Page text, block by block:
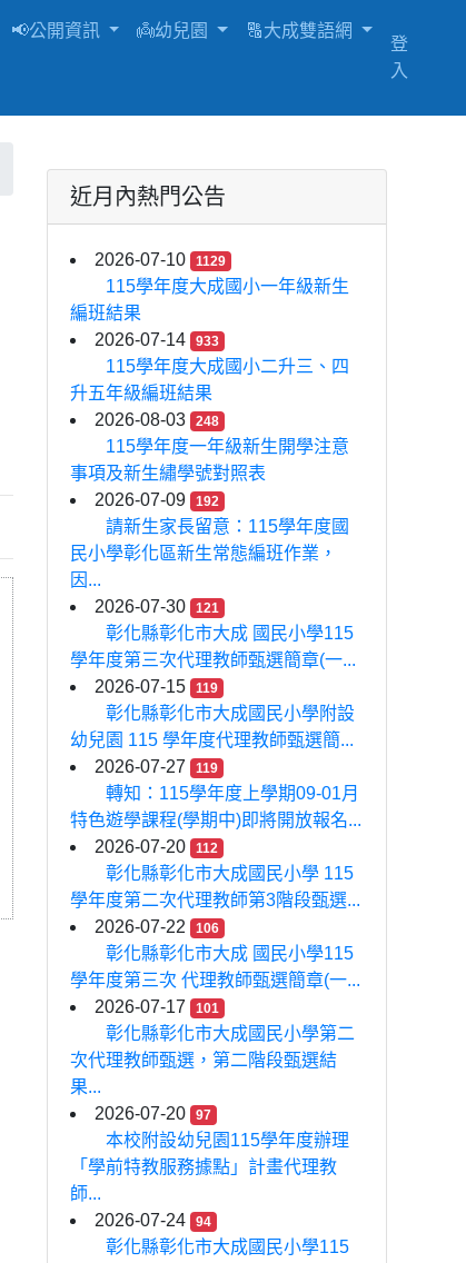
📢公開資訊 👼幼兒園 🔠大成雙語網
登
入
近月內熱門公告
2026-07-10 1129
115學年度大成國小一年級新生
編班結果
2026-07-14
933
115學年度大成國小二升三、四
升五年級編班結果
2026-08-03
248
115學年度一年級新生開學注意
事項及新生繡學號對照表
2026-07-09
192
請新生家長留意：115學年度國
民小學彰化區新生常態編班作業，
因...
2026-07-30
121
彰化縣彰化市大成 國民小學115
學年度第三次代理教師甄選簡章(一...
2026-07-15
119
彰化縣彰化市大成國民小學附設
幼兒園 115 學年度代理教師甄選簡...
2026-07-27
119
轉知：115學年度上學期09-01月
特色遊學課程(學期中)即將開放報名...
2026-07-20
112
彰化縣彰化市大成國民小學 115
學年度第二次代理教師第3階段甄選...
2026-07-22
106
彰化縣彰化市大成 國民小學115
學年度第三次 代理教師甄選簡章(一...
2026-07-17
101
彰化縣彰化市大成國民小學第二
次代理教師甄選，第二階段甄選結
果...
2026-07-20
97
本校附設幼兒園115學年度辦理
「學前特教服務據點」計畫代理教
師...
2026-07-24
94
彰化縣彰化市大成國民小學115